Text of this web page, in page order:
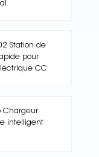
Station de
pour
CC
Chargeur
intelligent